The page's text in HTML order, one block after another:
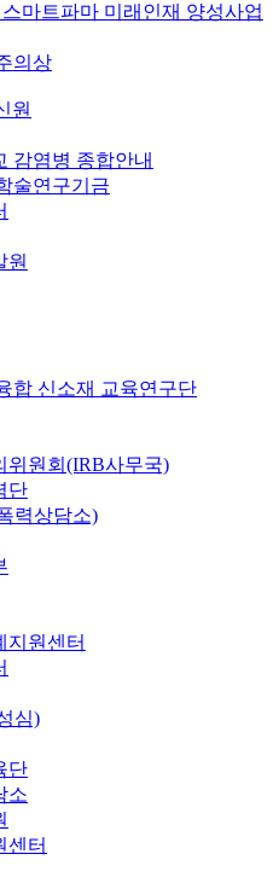
마트파마 미래인재 양성사업
의상
원
감염병 종합안내
술연구기금
원
합 신소재 교육연구단
위원회(IRB사무국)
단
력상담소)
지원센터
심)
단
소
센터